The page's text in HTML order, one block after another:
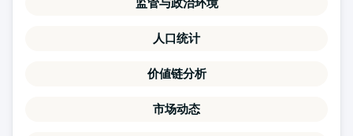
人口统计
价値链分析
市场动态